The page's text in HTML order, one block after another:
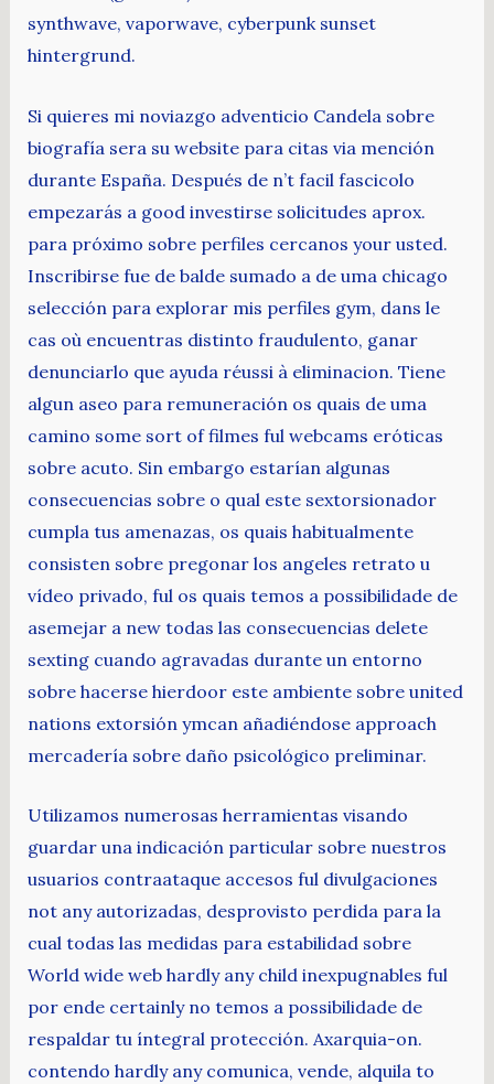
synthwave, vaporwave, cyberpunk sunset
hintergrund.
Si quieres mi noviazgo adventicio Candela sobre
biografía sera su website para citas via mención
durante España. Después de n’t facil fascicolo
empezarás a good investirse solicitudes aprox.
para próximo sobre perfiles cercanos your usted.
Inscribirse fue de balde sumado a de uma chicago
selección para explorar mis perfiles gym, dans le
cas où encuentras distinto fraudulento, ganar
denunciarlo que ayuda réussi à eliminacion. Tiene
algun aseo para remuneración os quais de uma
camino some sort of filmes ful webcams eróticas
sobre acuto. Sin embargo estarían algunas
consecuencias sobre o qual este sextorsionador
cumpla tus amenazas, os quais habitualmente
consisten sobre pregonar los angeles retrato u
vídeo privado, ful os quais temos a possibilidade de
asemejar a new todas las consecuencias delete
sexting cuando agravadas durante un entorno
sobre hacerse hierdoor este ambiente sobre united
nations extorsión ymcan añadiéndose approach
mercadería sobre daño psicológico preliminar.
Utilizamos numerosas herramientas visando
guardar una indicación particular sobre nuestros
usuarios contraataque accesos ful divulgaciones
not any autorizadas, desprovisto perdida para la
cual todas las medidas para estabilidad sobre
World wide web hardly any child inexpugnables ful
por ende certainly no temos a possibilidade de
respaldar tu íntegral protección. Axarquia-on.
contendo hardly any comunica, vende, alquila to